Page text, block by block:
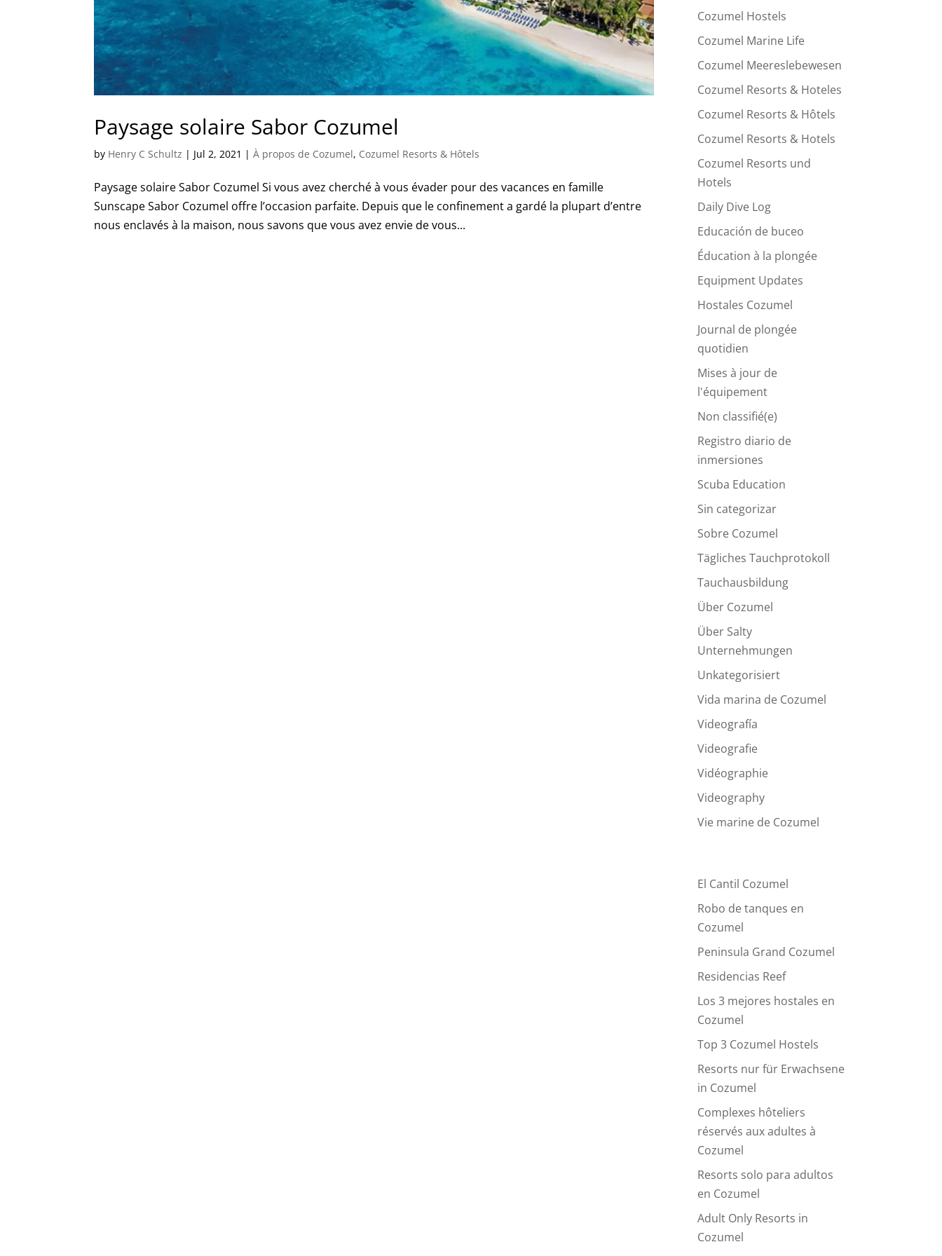
Paysage solaire Sabor Cozumel
by Henry C Schultz | Jul 2, 2021 |À propos de Cozumel, Cozumel Resorts & Hôtels
Paysage solaire Sabor Cozumel Si vous avez cherché à vous évader pour des vacances en famille
Sunscape Sabor Cozumel offre l’occasion parfaite. Depuis que le confinement a gardé la plupart d’entre
nous enclavés à la maison, nous savons que vous avez envie de vous...
Cozumel Hostels
Cozumel Marine Life
Cozumel Meereslebewesen
Cozumel Resorts & Hoteles
Cozumel Resorts & Hôtels
Cozumel Resorts & Hotels
Cozumel Resorts und
Hotels
Daily Dive Log
Educación de buceo
Éducation à la plongée
Equipment Updates
Hostales Cozumel
Journal de plongée
quotidien
Mises à jour de
l'équipement
Non classifié(e)
Registro diario de
inmersiones
Scuba Education
Sin categorizar
Sobre Cozumel
Tägliches Tauchprotokoll
Tauchausbildung
Über Cozumel
Über Salty
Unternehmungen
Unkategorisiert
Vida marina de Cozumel
Videografía
Videografie
Vidéographie
Videography
Vie marine de Cozumel
El Cantil Cozumel
Robo de tanques en
Cozumel
Peninsula Grand Cozumel
Residencias Reef
Los 3 mejores hostales en
Cozumel
Top 3 Cozumel Hostels
Resorts nur für Erwachsene
in Cozumel
Complexes hôteliers
réservés aux adultes à
Cozumel
Resorts solo para adultos
en Cozumel
Adult Only Resorts in
Cozumel